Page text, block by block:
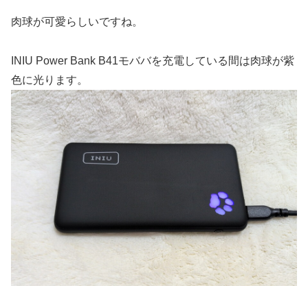
肉球が可愛らしいですね。
INIU Power Bank B41モババを充電している間は肉球が紫
色に光ります。